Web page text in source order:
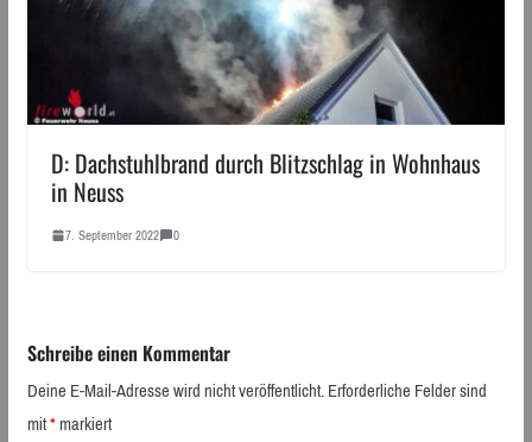
D: Dachstuhlbrand durch Blitzschlag in Wohnhaus
in Neuss
7. September 2022 0
Schreibe einen Kommentar
Deine E-Mail-Adresse wird nicht veröffentlicht.Erforderliche Felder sind
mit*markiert